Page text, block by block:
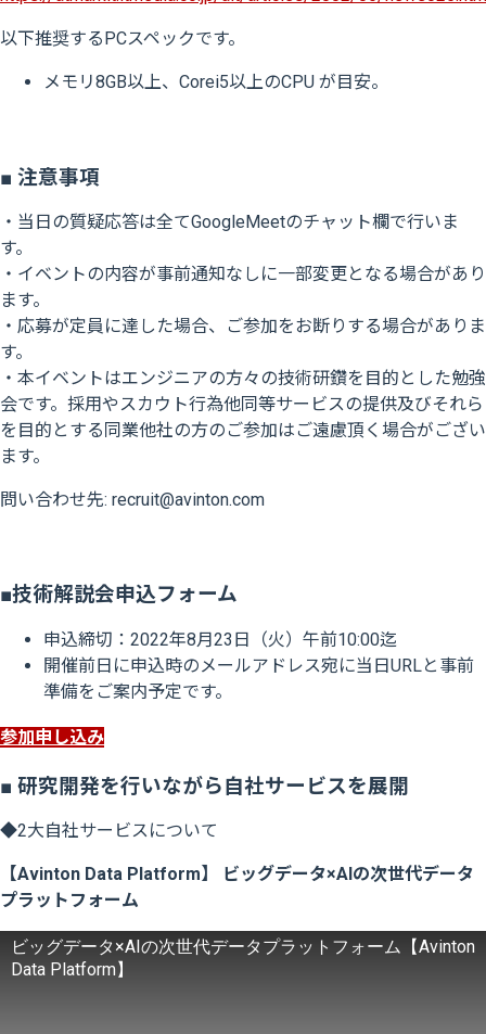
以下推奨するPCスペックです。
メモリ8GB以上、Corei5以上のCPU が目安。
■ 注意事項
・当日の質疑応答は全てGoogleMeetのチャット欄で行いま
す。
・イベントの内容が事前通知なしに一部変更となる場合があり
ます。
・応募が定員に達した場合、ご参加をお断りする場合がありま
す。
・本イベントはエンジニアの方々の技術研鑽を目的とした勉強
会です。採用やスカウト行為他同等サービスの提供及びそれら
を目的とする同業他社の方のご参加はご遠慮頂く場合がござい
ます。
問い合わせ先: recruit@avinton.com
■技術解説会申込フォーム​
申込締切：2022年8月23日（火）午前10:00迄
開催前日に申込時のメールアドレス宛に当日URLと事前
準備をご案内予定です。
参加申し込み
■ 研究開発を行いながら自社サービスを展開
◆2大自社サービスについて
【Avinton Data Platform】 ビッグデータ×AIの次世代データ
プラットフォーム
ビッグデータ×AIの次世代データプラットフォーム【Avinton
Data Platform】